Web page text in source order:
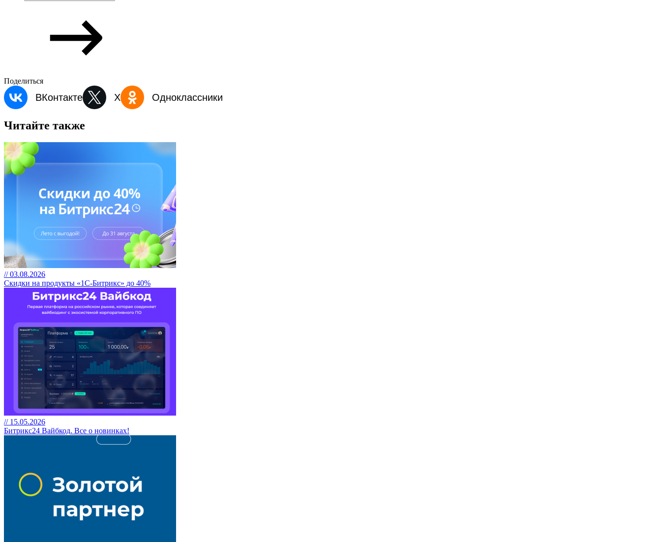
Поделиться
ВКонтакте X Одноклассники
Читайте также
// 03.08.2026
Скидки на продукты «1С-Битрикс» до 40%
// 15.05.2026
Битрикс24 Вайбкод. Все о новинках!